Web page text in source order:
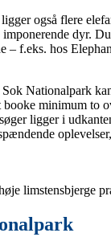
også flere
dyr.
– f.eks. hos
Nationalpark
minimum to
ligger i
limstensbjerge